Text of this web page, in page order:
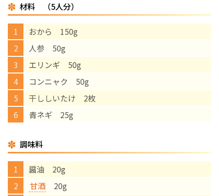
材料 （5人分）
おから 150g
人参 50g
エリンギ 50g
コンニャク 50g
干ししいたけ 2枚
青ネギ 25g
調味料
醤油 20g
甘酒 20g
その他の診療内容
‘さんルーム’ でさまざまな講座・クラス
遠方にお住まいで当院での出産を希望される方へ
医師プロフィール